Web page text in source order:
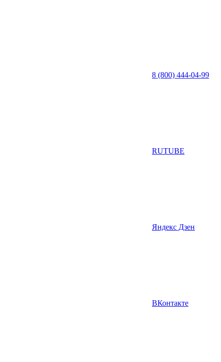
8 (800) 444-04-99
RUTUBE
Яндекс Дзен
ВКонтакте